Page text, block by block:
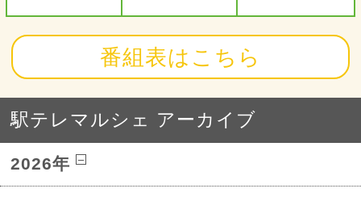
番組表はこちら
駅テレマルシェ アーカイブ
2026年